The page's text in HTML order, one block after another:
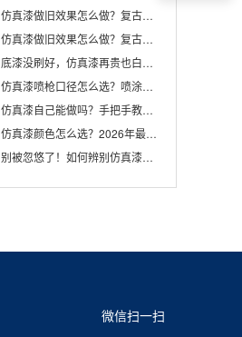
仿真漆做旧效果怎么做？复古风装修必看的刮涂技巧
仿真漆做旧效果怎么做？复古风装修必看的刮涂技巧
底漆没刷好，仿真漆再贵也白搭！基层处理关键步骤
仿真漆喷枪口径怎么选？喷涂施工参数设置详解
仿真漆自己能做吗？手把手教你DIY施工流程
仿真漆颜色怎么选？2026年最流行的5种搭配方案
别被忽悠了！如何辨别仿真漆的好坏（附简单测试法）
微信扫一扫